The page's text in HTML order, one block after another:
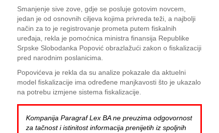
Smanjenje sive zove, gdje se posluje gotovim novcem,
jedan je od osnovnih ciljeva kojima privreda teži, a najbolji
način za to je registrovanje prometa putem fiskalnih
uređaja, rekla je pomoćnica ministra finansija Republike
Srpske Slobodanka Popović obrazlažući zakon o fiskalizaciji
pred narodnim poslanicima.
Popovićeva je rekla da su analize pokazale da aktuelni
model fiskalizacije ima određene manjkavosti što je ukazalo
na potrebu izmjene sistema fiskalizacije.
Kompanija Paragraf Lex BA ne preuzima odgovornost
za tačnost i istinitost informacija prenijetih iz spoljnih